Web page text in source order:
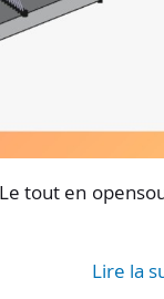
tout en
Lire la